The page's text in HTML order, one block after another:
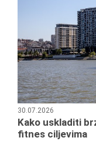
30.07.2026
Kako uskladiti
fitnes ciljevima